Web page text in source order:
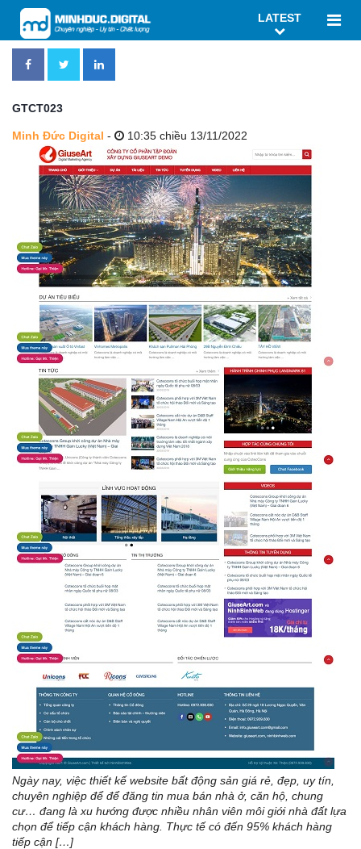
LATEST
GTCT023
Minh Đức Digital - 10:35 chiều 13/11/2022
Ngày nay, việc thiết kế website bất động sản giá rẻ, đẹp, uy tín,
chuyên nghiệp để để đăng tin mua bán nhà ở, căn hộ, chung
cư… đang là xu hướng được nhiều nhân viên môi giới nhà đất lựa
chọn để tiếp cận khách hàng. Thực tế có đến 95% khách hàng
tiếp cận […]